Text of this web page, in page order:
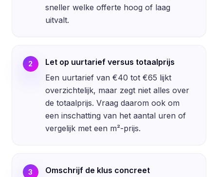
sneller welke offerte hoog of laag
uitvalt.
2
Let op uurtarief versus totaalprijs
Een uurtarief van €40 tot €65 lijkt
overzichtelijk, maar zegt niet alles over
de totaalprijs. Vraag daarom ook om
een inschatting van het aantal uren of
vergelijk met een m²-prijs.
3
Omschrijf de klus concreet